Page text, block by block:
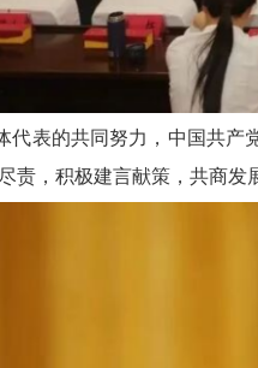
代表的共同努力，中国共产
责，积极建言献策，共商发